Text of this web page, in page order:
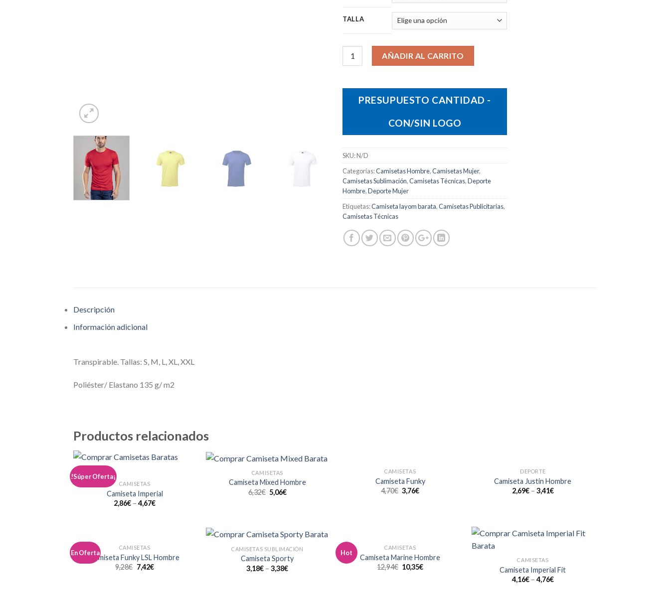
TALLA
Camiseta técnica Layom cantidad
AÑADIR AL CARRITO
PRESUPUESTO CANTIDAD -
CON/SIN LOGO
SKU:N/D
Categorías:Camisetas Hombre,Camisetas Mujer,
Camisetas Sublimación,Camisetas Técnicas,Deporte
Hombre,Deporte Mujer
Etiquetas:Camiseta layom barata,Camisetas Publicitarias,
Camisetas Técnicas
Descripción
Información adicional
Transpirable. Tallas: S, M, L, XL, XXL
Poliéster/ Elastano 135 g/ m2
Productos relacionados
!Súper Oferta¡
CAMISETAS
Camiseta Imperial
2,86€ –4,67€
CAMISETAS
Camiseta Mixed Hombre
6,32€ 5,06€
CAMISETAS
Camiseta Funky
4,70€ 3,76€
DEPORTE
Camiseta Justin Hombre
2,69€– 3,41€
En Oferta
a la
CAMISETAS
Camiseta Funky LSL Hombre
9,28€ 7,42€
CAMISETAS SUBLIMACIÓN
Camiseta Sporty
3,18€ –3,38€
Hot
CAMISETAS
Camiseta Marine Hombre
12,94€ 10,35€
CAMISETAS
Camiseta Imperial Fit
4,16€– 4,76€